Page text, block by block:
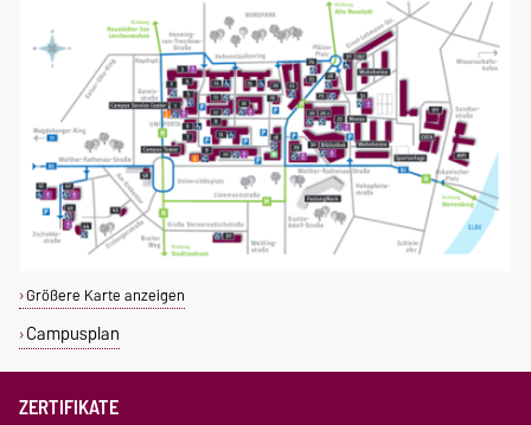
Größere Karte anzeigen
Campusplan
ZERTIFIKATE